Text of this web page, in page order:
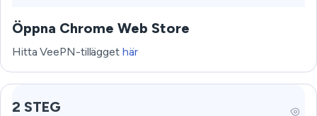
Öppna Chrome Web Store
Hitta VeePN-tillägget här
2 STEG